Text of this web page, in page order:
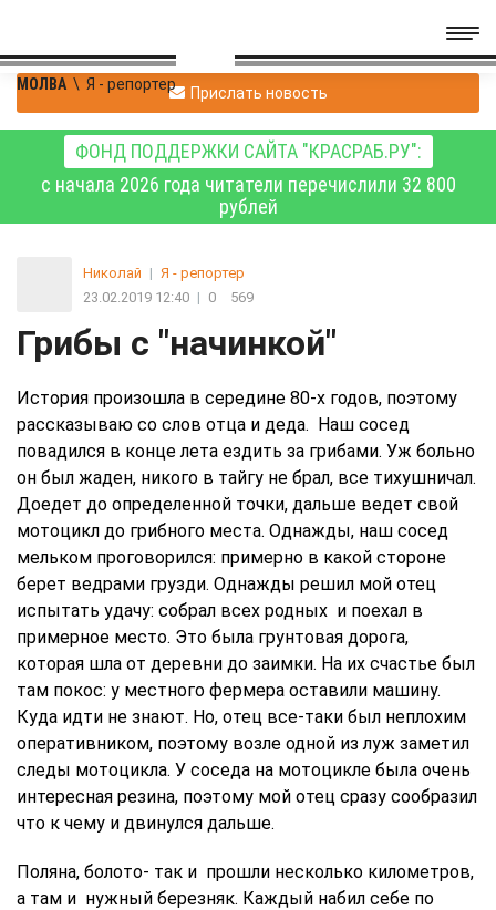
МОЛВА \ Я - репортер Прислать новость
ФОНД ПОДДЕРЖКИ САЙТА "КРАСРАБ.РУ":
с начала 2026 года читатели перечислили 32 800
рублей
Николай | Я - репортер
23.02.2019 12:40 | 0 569
Грибы с "начинкой"
История произошла в середине 80-х годов, поэтому
рассказываю со слов отца и деда. Наш сосед
повадился в конце лета ездить за грибами. Уж больно
он был жаден, никого в тайгу не брал, все тихушничал.
Доедет до определенной точки, дальше ведет свой
мотоцикл до грибного места. Однажды, наш сосед
мельком проговорился: примерно в какой стороне
берет ведрами грузди. Однажды решил мой отец
испытать удачу: собрал всех родных и поехал в
примерное место. Это была грунтовая дорога,
которая шла от деревни до заимки. На их счастье был
там покос: у местного фермера оставили машину.
Куда идти не знают. Но, отец все-таки был неплохим
оперативником, поэтому возле одной из луж заметил
следы мотоцикла. У соседа на мотоцикле была очень
интересная резина, поэтому мой отец сразу сообразил
что к чему и двинулся дальше.
Поляна, болото- так и прошли несколько километров,
а там и нужный березняк. Каждый набил себе по